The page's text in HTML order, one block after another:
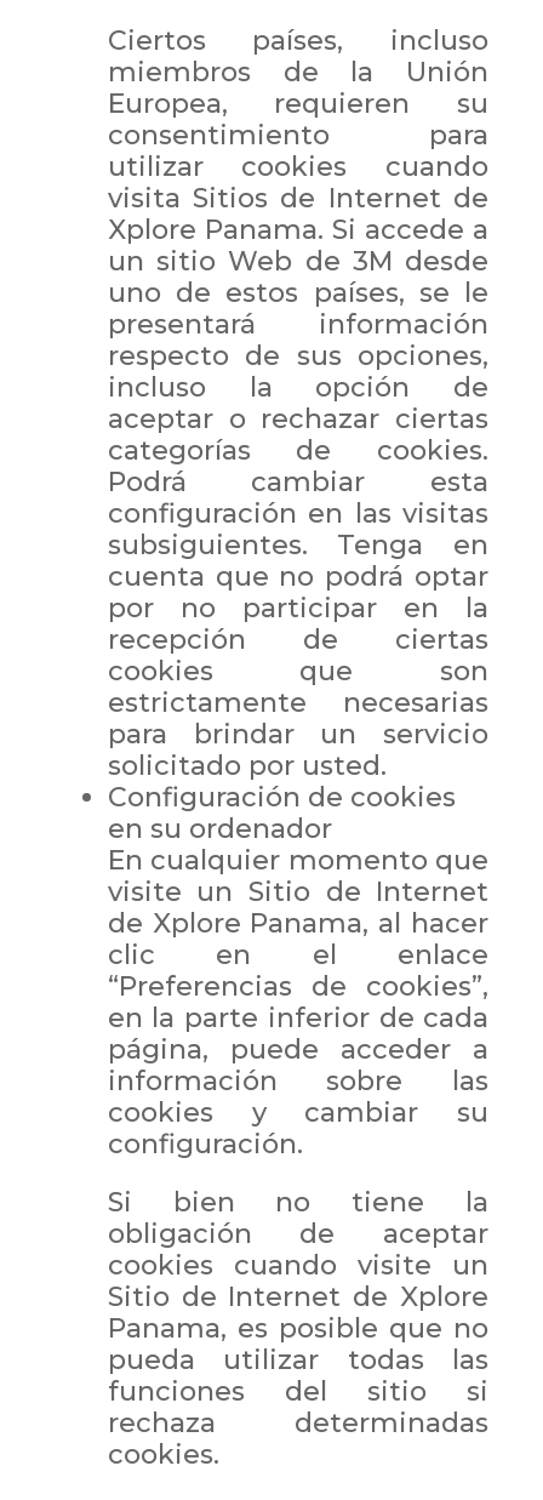
Ciertos países, incluso
miembros de la Unión
Europea, requieren su
consentimiento para
utilizar cookies cuando
visita Sitios de Internet de
Xplore Panama. Si accede a
un sitio Web de 3M desde
uno de estos países, se le
presentará información
respecto de sus opciones,
incluso la opción de
aceptar o rechazar ciertas
categorías de cookies.
Podrá cambiar esta
configuración en las visitas
subsiguientes. Tenga en
cuenta que no podrá optar
por no participar en la
recepción de ciertas
cookies que son
estrictamente necesarias
para brindar un servicio
solicitado por usted.
Configuración de cookies
en su ordenador
En cualquier momento que
visite un Sitio de Internet
de Xplore Panama, al hacer
clic en el enlace
“Preferencias de cookies”,
en la parte inferior de cada
página, puede acceder a
información sobre las
cookies y cambiar su
configuración.
Si bien no tiene la
obligación de aceptar
cookies cuando visite un
Sitio de Internet de Xplore
Panama, es posible que no
pueda utilizar todas las
funciones del sitio si
rechaza determinadas
cookies.